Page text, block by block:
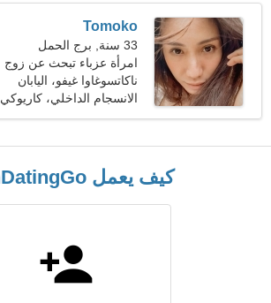
Tomoko
33 سنة, برج الحمل
امرأة عزباء تبحث عن زوج
34-45
ناكاتسوغاوا غيفو، اليابان
الانسجام الداخلي، كاريوكي
كيف يعمل jpnDatingGo